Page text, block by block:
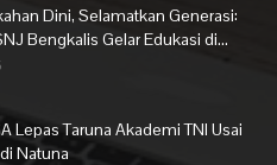
Dini, Selamatkan Generasi:
Bengkalis Gelar Edukasi di...
Lepas Taruna Akademi TNI Usai
Natuna